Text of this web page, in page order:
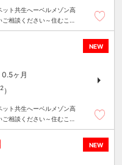
ト共生へーベルメゾン高
相談ください～住むこと
NEW
0.5ヶ月
2）
ト共生へーベルメゾン高
相談ください～住むこと
NEW